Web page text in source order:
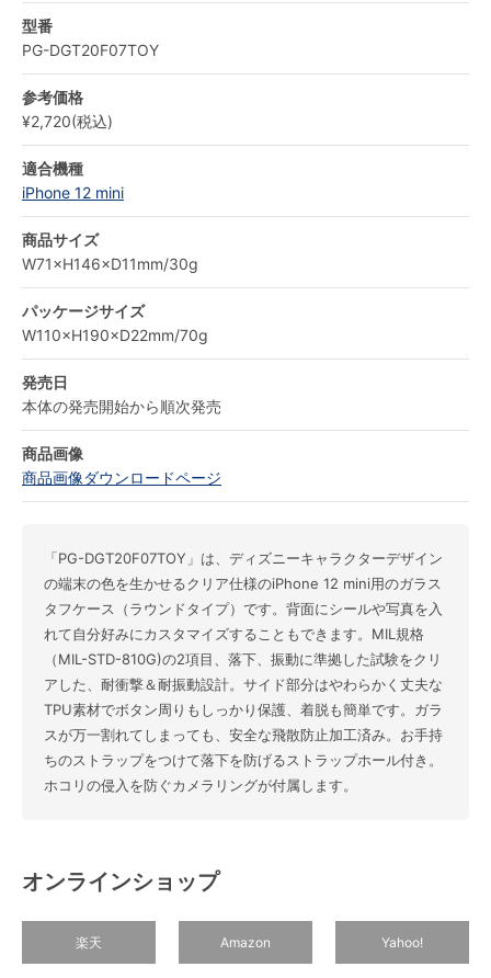
型番
PG-DGT20F07TOY
参考価格
¥2,720(税込)
適合機種
iPhone 12 mini
商品サイズ
W71×H146×D11mm/30g
パッケージサイズ
W110×H190×D22mm/70g
発売日
本体の発売開始から順次発売
商品画像
商品画像ダウンロードページ
「PG-DGT20F07TOY」は、ディズニーキャラクターデザイン
の端末の色を生かせるクリア仕様のiPhone 12 mini用のガラス
タフケース（ラウンドタイプ）です。背面にシールや写真を入
れて自分好みにカスタマイズすることもできます。MIL規格
（MIL-STD-810G)の2項目、落下、振動に準拠した試験をクリ
アした、耐衝撃＆耐振動設計。サイド部分はやわらかく丈夫な
TPU素材でボタン周りもしっかり保護、着脱も簡単です。ガラ
スが万一割れてしまっても、安全な飛散防止加工済み。お手持
ちのストラップをつけて落下を防げるストラップホール付き。
ホコリの侵入を防ぐカメラリングが付属します。
オンラインショップ
楽天 Amazon Yahoo!